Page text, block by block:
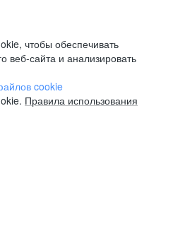
чтобы обеспечивать
веб-сайта и анализировать
cookie
Правила использования